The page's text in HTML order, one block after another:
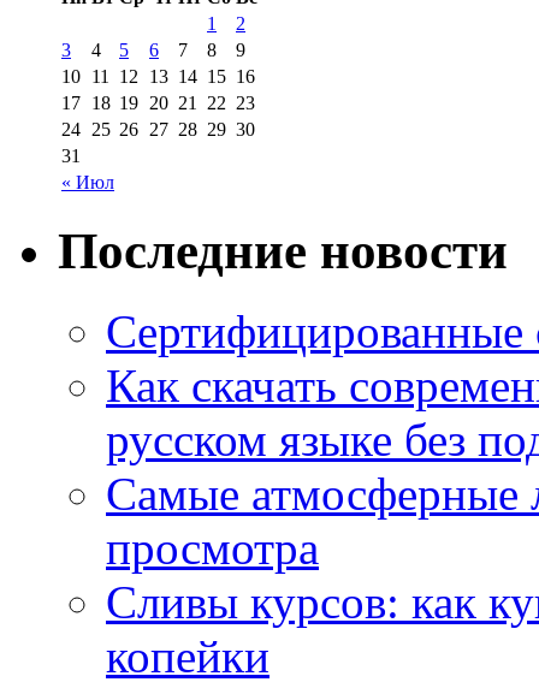
« Июл
1
2
3
4 5 6 7 8
9
10 11 12 13 14 15 16
17 18 19 20 21 22 23
24 25 26 27 28 29 30
31
Последние новости
Как скачать
русском языке без
Самые атмосферные
просмотра
Сливы курсов: как
копейки